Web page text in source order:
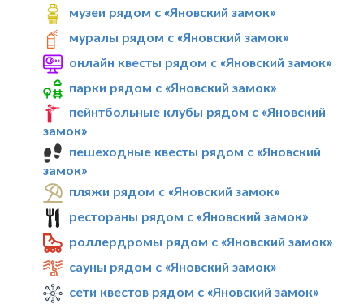
музеи рядом с «Яновский замок»
муралы рядом с «Яновский замок»
онлайн квесты рядом с «Яновский замок»
парки рядом с «Яновский замок»
пейнтбольные клубы рядом с «Яновский
замок»
пешеходные квесты рядом с «Яновский
замок»
пляжи рядом с «Яновский замок»
рестораны рядом с «Яновский замок»
роллердромы рядом с «Яновский замок»
сауны рядом с «Яновский замок»
сети квестов рядом с «Яновский замок»